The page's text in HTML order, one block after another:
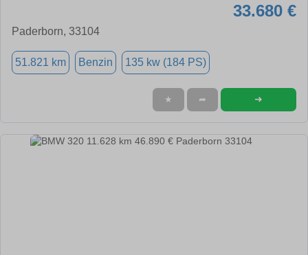
33.680 €
Paderborn, 33104
51.821 km Benzin 135 kw (184 PS)
★ ➦ ➜